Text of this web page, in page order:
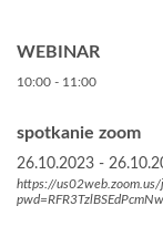
WEBINAR
10:00 - 11:00
spotkanie zoom
26.10.2023 -
https://